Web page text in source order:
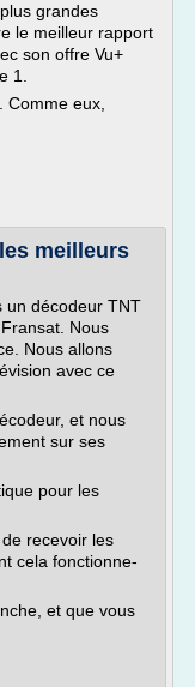
grandes
le meilleur rapport
son offre Vu+
1.
eux,
meilleurs
un décodeur TNT
Nous
Nous allons
avec ce
et nous
sur ses
pour les
recevoir les
cela fonctionne-
et que vous